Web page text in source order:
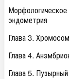
Морфологическое
эндометрия
Глава 3.
Глава 4.
Глава 5.